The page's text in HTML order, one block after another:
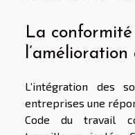
La
l’amélioration
L’intégration des
entreprises une
Code du travail